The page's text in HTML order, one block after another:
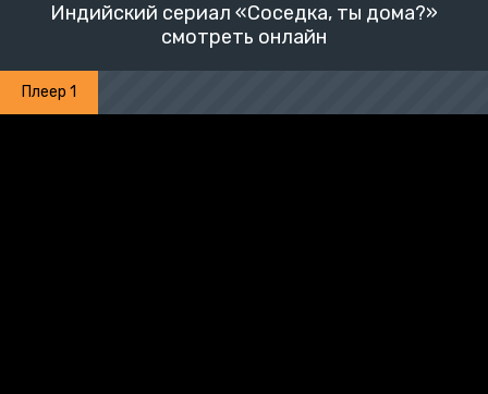
Индийский сериал «Соседка, ты дома?»
смотреть онлайн
Плеер 1